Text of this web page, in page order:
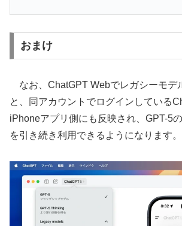
おまけ
なお、ChatGPT Webでレガシーモデ
と、同アカウントでログインしている
iPhoneアプリ側にも反映され、GPT-5
を引き続き利用できるようになります。